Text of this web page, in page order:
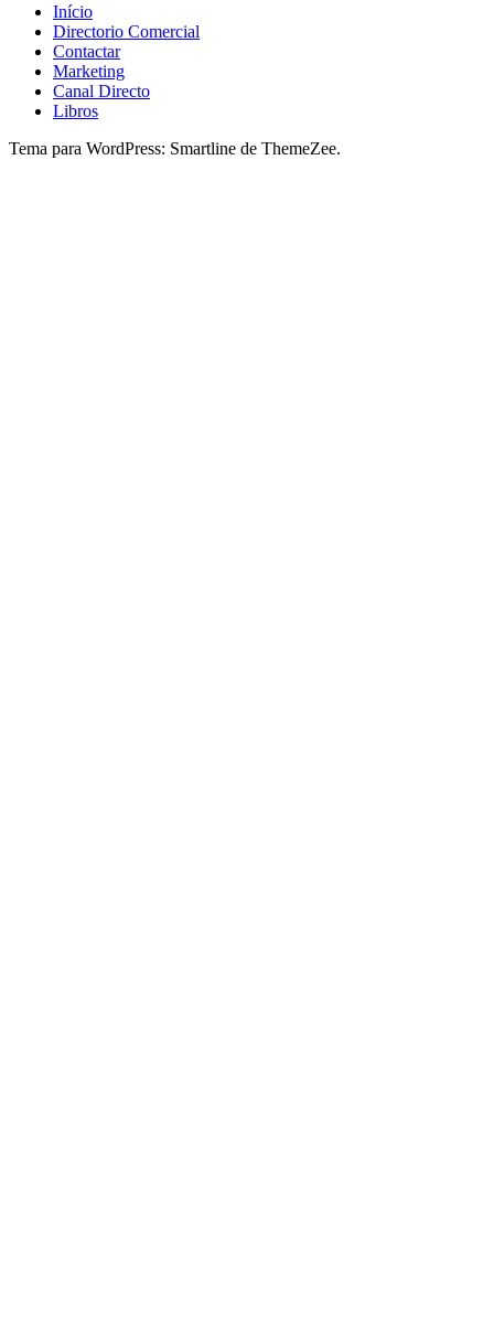
Início
Directorio Comercial
Contactar
Marketing
Canal Directo
Libros
Tema para WordPress: Smartline de ThemeZee.